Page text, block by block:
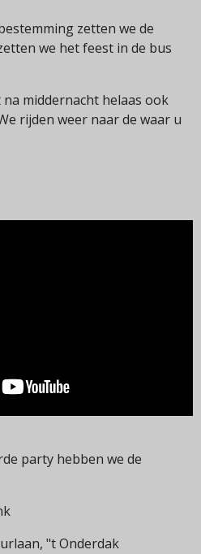
zetten we de
we het feest in de bus
middernacht helaas ook
rijden weer naar de waar u
party hebben we de
"t Onderdak